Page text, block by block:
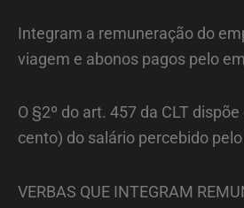
Integram a remuneração do
viagem e abonos pagos pelo
O §2º do art. 457 da CLT
cento) do salário percebido
VERBAS QUE INTEGRAM